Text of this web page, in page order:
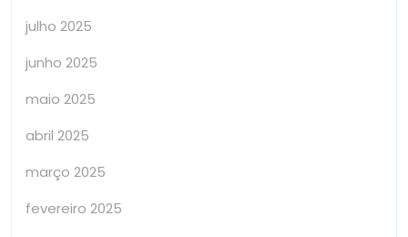
julho 2025
junho 2025
maio 2025
abril 2025
março 2025
fevereiro 2025